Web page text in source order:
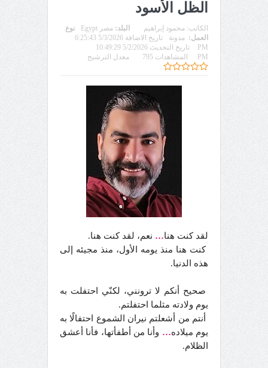
الظل الأسود
الكاتب: محمود إبراهيم البلد: مصر Egypt
نوع
العمل: مدونة
تاريخ الاضافة 5/3/2026 6:25:43
PM
تاريخ التحديث 5/2/2026 10:49:29
PM
المشاهدات 795 معدل الترشيح
لقد كنت هنا… نعم، لقد كنت هنا.
كنت هنا منذ يومه الأول، منذ مجيئه إلى
هذه الدنيا.
صحيح أنكم لا ترونني، لكنّي احتفلت به
يوم ولادته مثلما احتفلتم.
أنتم من أشعلتم نيران الشموع احتفالًا به
يوم ميلاده… وأنا من أطفأتها، فأنا أعشق
الظلام.